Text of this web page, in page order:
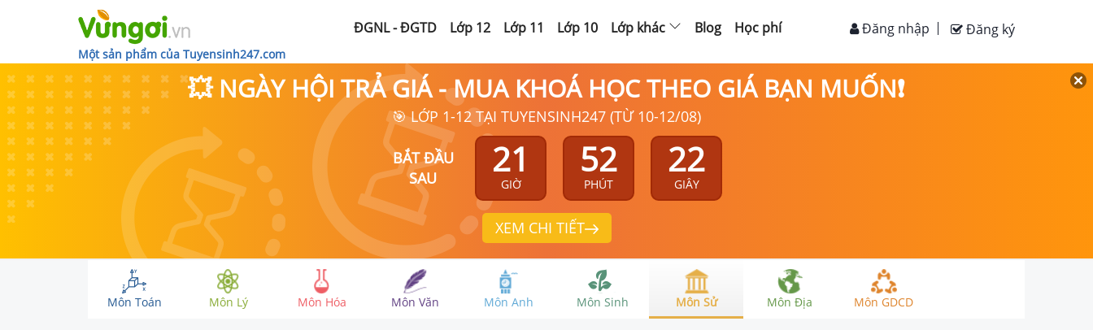
Một sản phẩm của Tuyensinh247.com
ĐGNL - ĐGTD Lớp 12 Lớp 11 Lớp 10 Lớp khác Blog Học phí Đăng ký
Đăng nhập
💥 NGÀY HỘI TRẢ GIÁ - MUA KHOÁ HỌC THEO GIÁ BẠN MUỐN❗
🎯 LỚP 1-12 TẠI TUYENSINH247 (TỪ 10-12/08)
BẮT ĐẦU
SAU
21
GIỜ
52
PHÚT
21
GIÂY
XEM CHI TIẾT
Môn Toán Môn Lý Môn Hóa Môn Văn Môn Anh Môn Sinh Môn Sử Môn Địa Môn GDCD